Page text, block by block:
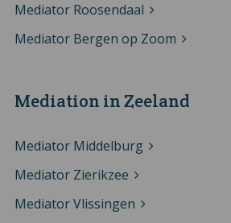
Mediation in Zeeland
Mediator Middelburg
Mediator Zierikzee
Mediator Vlissingen
Mediator Roosendaal
Mediator Bergen op Zoom